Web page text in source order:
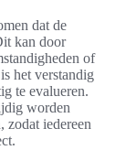
dat de
kan door
of
het verstandig
te evalueren.
worden
zodat iedereen